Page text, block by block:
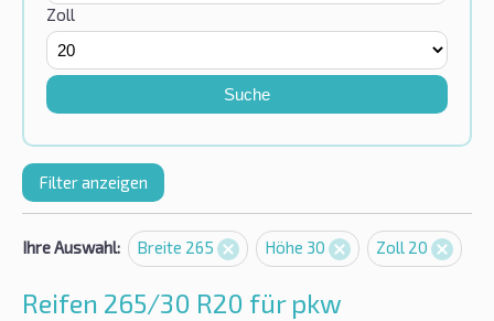
Zoll
Suche
Filter anzeigen
Ihre Auswahl: Breite 265 Höhe 30 Zoll 20
Reifen 265/30 R20 für pkw